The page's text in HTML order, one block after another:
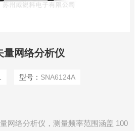
量网络分析仪
型号： SNA6124A
网络分析仪，测量频率范围涵盖 100